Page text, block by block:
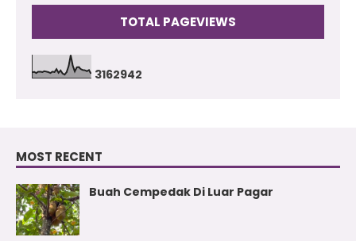
TOTAL PAGEVIEWS
3162942
MOST RECENT
Buah Cempedak Di Luar Pagar